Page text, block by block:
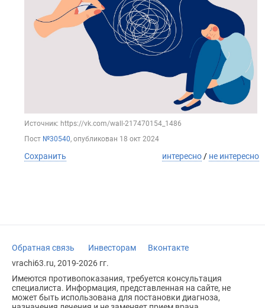
Источник: https://vk.com/wall-217470154_1486
Пост №30540, опубликован 18 окт 2024
Сохранить интересно / не интересно
Обратная связь Инвесторам
Вконтакте
vrachi63.ru, 2019-2026 гг.
Имеются противопоказания, требуется консультация
специалиста. Информация, представленная на сайте, не
может быть использована для постановки диагноза,